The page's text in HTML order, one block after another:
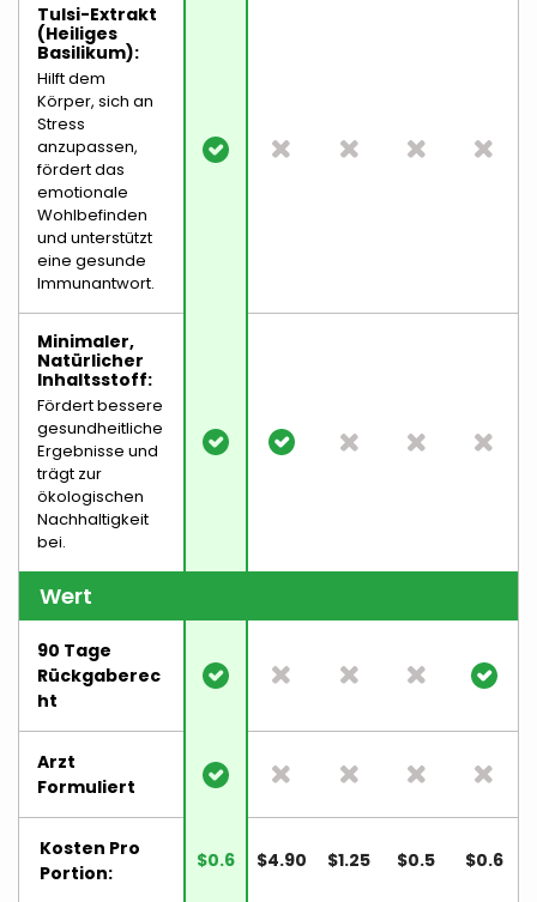
Tulsi-Extrakt
(heiliges
Basilikum):
Hilft dem
Körper, sich an
Stress
anzupassen,
fördert das
emotionale
Wohlbefinden
und unterstützt
eine gesunde
Immunantwort.
Minimaler,
Natürlicher
Inhaltsstoff:
Fördert bessere
gesundheitliche
Ergebnisse und
trägt zur
ökologischen
Nachhaltigkeit
bei.
Wert
90 Tage
Rückgaberec
Ht
Arzt
Formuliert
Kosten Pro
Portion:
$0.6 $4.90 $1.25 $0.5 $0.6